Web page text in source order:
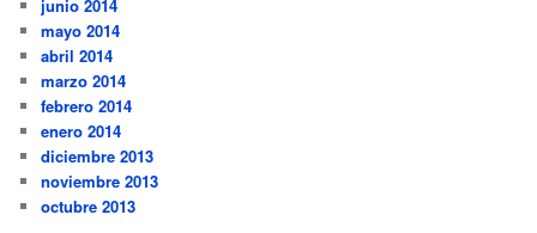
junio 2014
mayo 2014
abril 2014
marzo 2014
febrero 2014
enero 2014
diciembre 2013
noviembre 2013
octubre 2013